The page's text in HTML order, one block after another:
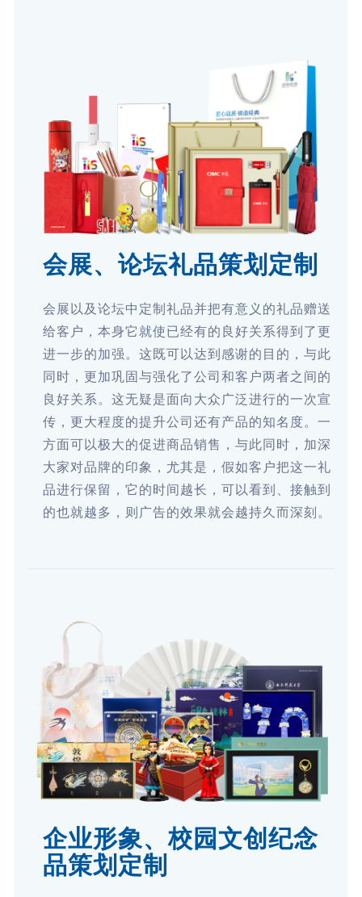
会展、论坛礼品策划定制
会展以及论坛中定制礼品并把有意义的礼品赠送
给客户，本身它就使已经有的良好关系得到了更
进一步的加强。这既可以达到感谢的目的，与此
同时，更加巩固与强化了公司和客户两者之间的
良好关系。这无疑是面向大众广泛进行的一次宣
传，更大程度的提升公司还有产品的知名度。一
方面可以极大的促进商品销售，与此同时，加深
大家对品牌的印象，尤其是，假如客户把这一礼
品进行保留，它的时间越长，可以看到、接触到
的也就越多，则广告的效果就会越持久而深刻。
企业形象、校园文创纪念
品策划定制